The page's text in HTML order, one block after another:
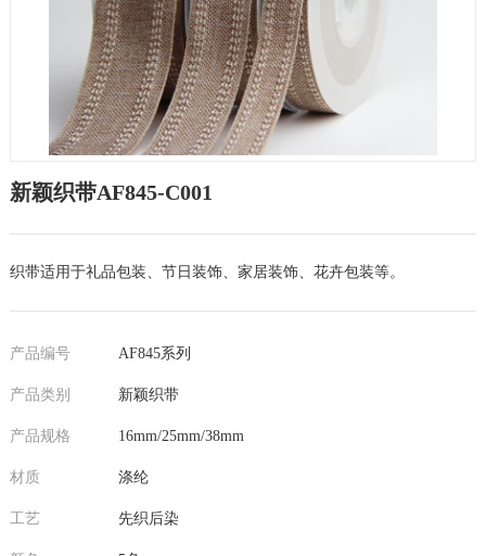
新颖织带AF845-C001
织带适用于礼品包装、节日装饰、家居装饰、花卉包装等。
产品编号 AF845系列
产品类别 新颖织带
产品规格 16mm/25mm/38mm
材质 涤纶
工艺 先织后染